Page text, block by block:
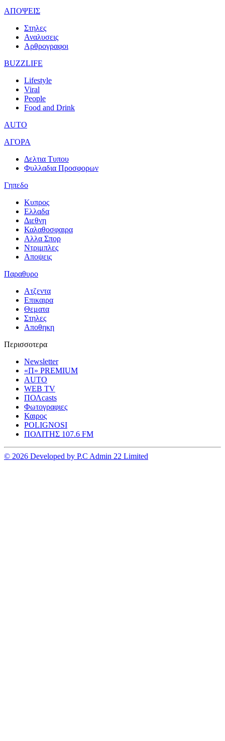
ΑΠΟΨΕΙΣ
Στηλες
Αναλυσεις
Αρθρογραφοι
BUZZLIFE
Lifestyle
Viral
People
Food and Drink
AUTO
ΑΓΟΡΑ
Δελτια Τυπου
Φυλλαδια Προσφορων
Γηπεδο
Κυπρος
Ελλαδα
Διεθνη
Καλαθοσφαιρα
Αλλα Σπορ
Ντριμπλες
Αποψεις
Παραθυρο
Ατζεντα
Επικαιρα
Θεματα
Στηλες
Αποθηκη
Περισσοτερα
Newsletter
«Π» PREMIUM
AUTO
WEB TV
ΠΟΛcasts
Φωτογραφιες
Καιρος
POLIGNOSI
ΠΟΛΙΤΗΣ 107.6 FM
© 2026 Developed by P.C Admin 22 Limited